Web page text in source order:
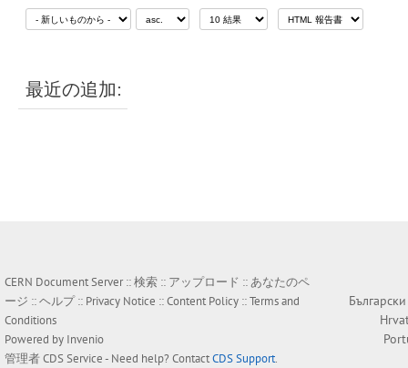
最近の追加:
CERN Document Server ::検索 :: アップロード ::あなたのペ
ージ ::ヘルプ:: Privacy Notice ::Content Policy ::Terms and
Conditions
Powered by Invenio
管理者CDS Service- Need help? ContactCDS Support.
Български